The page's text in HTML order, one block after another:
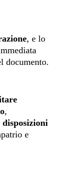
, e lo
documento.
,
disposizioni
e